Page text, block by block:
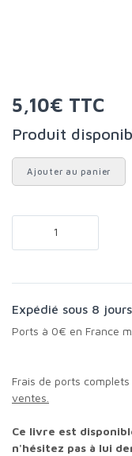
5,10€ TTC
Produit
Ajouter au panier
Expédié sous 8
Ports à 0€ en France
Frais de ports complets
ventes.
Ce livre est disponible chez votre libraire habituel,
n'hésitez pas à lui